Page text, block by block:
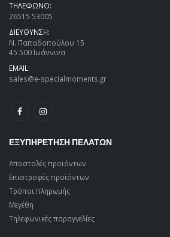
ΤΗΛΕΦΩΝΟ:
26515 53005
ΔΙΕΥΘΥΝΣΗ:
Ν. Παπαδοπούλου 15
45 500 Ιωάννινα
EMAIL:
sales@e-specialmoments.gr
ΕΞΥΠΗΡΕΤΗΣΗ ΠΕΛΑΤΩΝ
Αποστολές προϊόντων
Επιστροφές προϊόντων
Τρόποι πληρωμής
Μεγέθη
Τηλεφωνικές παραγγελίες